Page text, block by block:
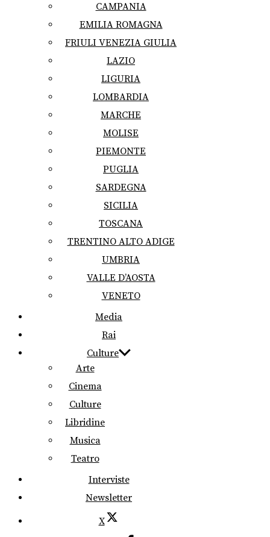
CAMPANIA
EMILIA ROMAGNA
FRIULI VENEZIA GIULIA
LAZIO
LIGURIA
LOMBARDIA
MARCHE
MOLISE
PIEMONTE
PUGLIA
SARDEGNA
SICILIA
TOSCANA
TRENTINO ALTO ADIGE
UMBRIA
VALLE D’AOSTA
VENETO
Media
Rai
Culture
Arte
Cinema
Culture
Libridine
Musica
Teatro
Interviste
Newsletter
X